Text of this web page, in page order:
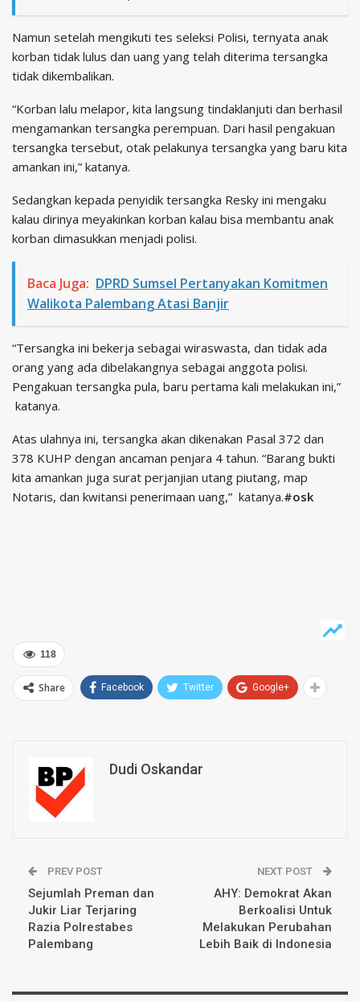
Namun setelah mengikuti tes seleksi Polisi, ternyata anak
korban tidak lulus dan uang yang telah diterima tersangka
tidak dikembalikan.
“Korban lalu melapor, kita langsung tindaklanjuti dan berhasil
mengamankan tersangka perempuan. Dari hasil pengakuan
tersangka tersebut, otak pelakunya tersangka yang baru kita
amankan ini,” katanya.
Sedangkan kepada penyidik tersangka Resky ini mengaku
kalau dirinya meyakinkan korban kalau bisa membantu anak
korban dimasukkan menjadi polisi.
Baca Juga: DPRD Sumsel Pertanyakan Komitmen
Walikota Palembang Atasi Banjir
“Tersangka ini bekerja sebagai wiraswasta, dan tidak ada
orang yang ada dibelakangnya sebagai anggota polisi.
Pengakuan tersangka pula, baru pertama kali melakukan ini,”
katanya.
Atas ulahnya ini, tersangka akan dikenakan Pasal 372 dan
378 KUHP dengan ancaman penjara 4 tahun. “Barang bukti
kita amankan juga surat perjanjian utang piutang, map
Notaris, dan kwitansi penerimaan uang,” katanya.#osk
118
Share Facebook Twitter Google+
Dudi Oskandar
PREV POST
Sejumlah Preman dan
Jukir Liar Terjaring
Razia Polrestabes
Palembang
NEXT POST
AHY: Demokrat Akan
Berkoalisi Untuk
Melakukan Perubahan
Lebih Baik di Indonesia